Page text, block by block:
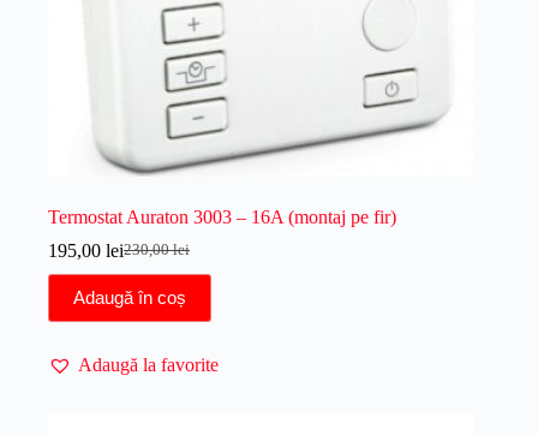
Termostat Auraton 3003 – 16A (montaj pe fir)
230,00lei
Prețul
inițial
a
fost:
195,00 leiPrețul
curent
este:
195,00 lei.
Adaugă în coș
Adaugă la favorite